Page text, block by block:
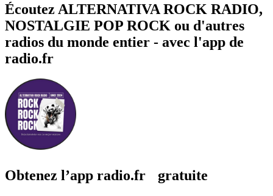
Écoutez ALTERNATIVA ROCK RADIO,
NOSTALGIE POP ROCK ou d'autres
radios du monde entier - avec l'app de
radio.fr
Obtenez l’app radio.fr gratuite